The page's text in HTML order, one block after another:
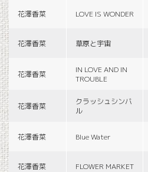
花澤香菜 LOVE IS WONDER
花澤香菜 草原と宇宙
花澤香菜
IN LOVE AND IN
TROUBLE
花澤香菜
クラッシュシンバ
ル
花澤香菜 Blue Water
花澤香菜 FLOWER MARKET